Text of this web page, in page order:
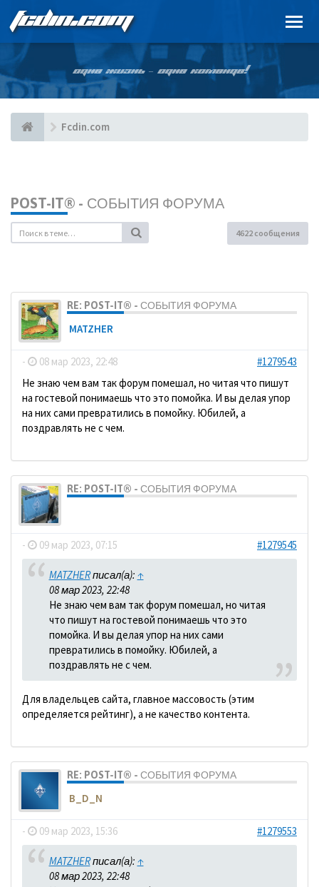
FCDIN.COM
ОДНА ЖИЗНЬ – ОДНА КОМАНДА!
Fcdin.com
POST-IT® - СОБЫТИЯ ФОРУМА
4622 сообщения
RE: POST-IT® - СОБЫТИЯ ФОРУМА
MATZHER
- 08 мар 2023, 22:48
#1279543
Не знаю чем вам так форум помешал, но читая что пишут
на гостевой понимаешь что это помойка. И вы делая упор
на них сами превратились в помойку. Юбилей, а
поздравлять не с чем.
RE: POST-IT® - СОБЫТИЯ ФОРУМА
- 09 мар 2023, 07:15 #1279545
MATZHERписал(а): ↑
08 мар 2023, 22:48
Не знаю чем вам так форум помешал, но читая
что пишут на гостевой понимаешь что это
помойка. И вы делая упор на них сами
превратились в помойку. Юбилей, а
поздравлять не с чем.
Для владельцев сайта, главное массовость (этим
определяется рейтинг), а не качество контента.
RE: POST-IT® - СОБЫТИЯ ФОРУМА
B_D_N
- 09 мар 2023, 15:36 #1279553
MATZHERписал(а): ↑
08 мар 2023, 22:48